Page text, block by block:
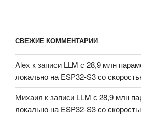
СВЕЖИЕ КОММЕНТАРИИ
Alex к записи LLM с 28,9 млн
локально на ESP32-S3 со
Михаил к записи LLM с 28,9 млн
локально на ESP32-S3 со